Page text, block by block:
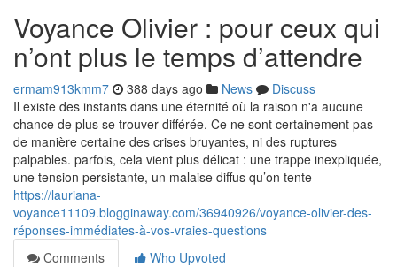
Voyance Olivier : pour ceux qui
n’ont plus le temps d’attendre
ermam913kmm7 388 days ago News
Discuss
Il existe des instants dans une éternité où la raison n'a aucune
chance de plus se trouver différée. Ce ne sont certainement pas
de manière certaine des crises bruyantes, ni des ruptures
palpables. parfois, cela vient plus délicat : une trappe inexpliquée,
une tension persistante, un malaise diffus qu’on tente
https://lauriana-
voyance11109.blogginaway.com/36940926/voyance-olivier-des-
réponses-immédiates-à-vos-vraies-questions
Comments
Who Upvoted